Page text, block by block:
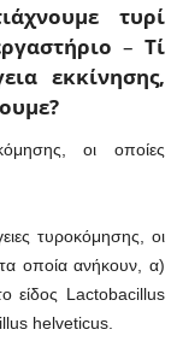
τυρί
–Τί
εκκίνησης,
οι οποίες
τυροκόμησης, οι
τα οποία ανήκουν, α)
είδος Lactobacillus
helveticus.